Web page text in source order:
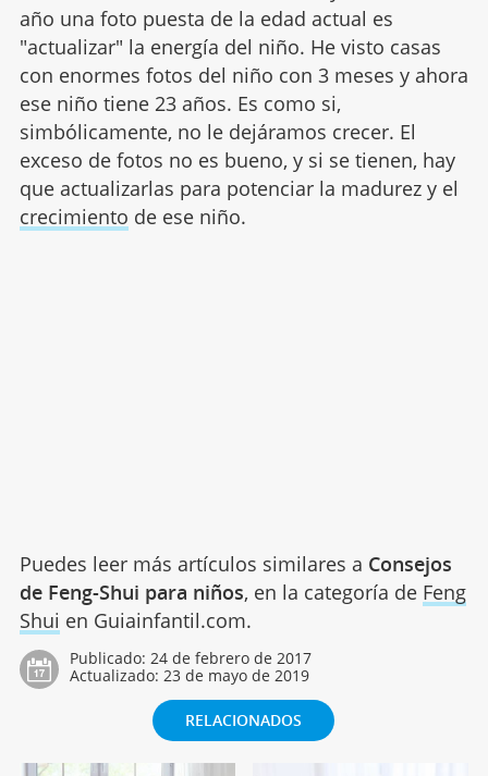
año una foto puesta de la edad actual es
"actualizar" la energía del niño. He visto casas
con enormes fotos del niño con 3 meses y ahora
ese niño tiene 23 años. Es como si,
simbólicamente, no le dejáramos crecer. El
exceso de fotos no es bueno, y si se tienen, hay
que actualizarlas para potenciar la madurez y el
crecimiento de ese niño.
Puedes leer más artículos similares a Consejos
de Feng-Shui para niños, en la categoría de Feng
Shui en Guiainfantil.com.
Publicado: 24 de febrero de 2017
Actualizado: 23 de mayo de 2019
RELACIONADOS